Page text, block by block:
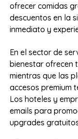
ofrecer comidas
descuentos en la
inmediato y
En el sector de
bienestar ofrecen
mientras que las
accesos premium
Los hoteles y
emails para
upgrades